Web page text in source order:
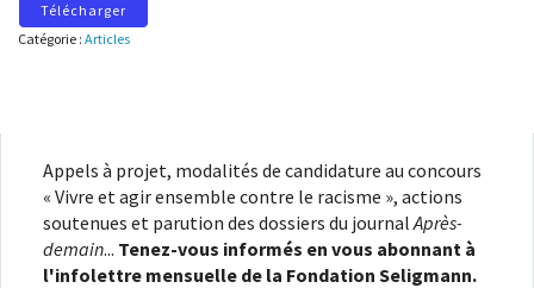
Télécharger
Catégorie : Articles
Appels à projet, modalités de candidature au concours
« Vivre et agir ensemble contre le racisme », actions
soutenues et parution des dossiers du journal Après-
demain... Tenez-vous informés en vous abonnant à
l'infolettre mensuelle de la Fondation Seligmann.